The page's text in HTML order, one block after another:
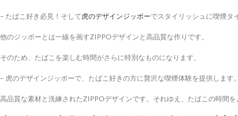
– たばこ好き必見！そして 虎のデザインジッポーでスタイリッシュに喫煙タ
他のジッポーとは一線を画すZIPPOデザインと高品質な作りです。
そのため、たばこを楽しむ時間がさらに特別なものになります。
– 虎のデザインジッポーで、たばこ好きの方に贅沢な喫煙体験を提供します。
高品質な素材と洗練されたZIPPOデザインです。それゆえ、たばこの時間